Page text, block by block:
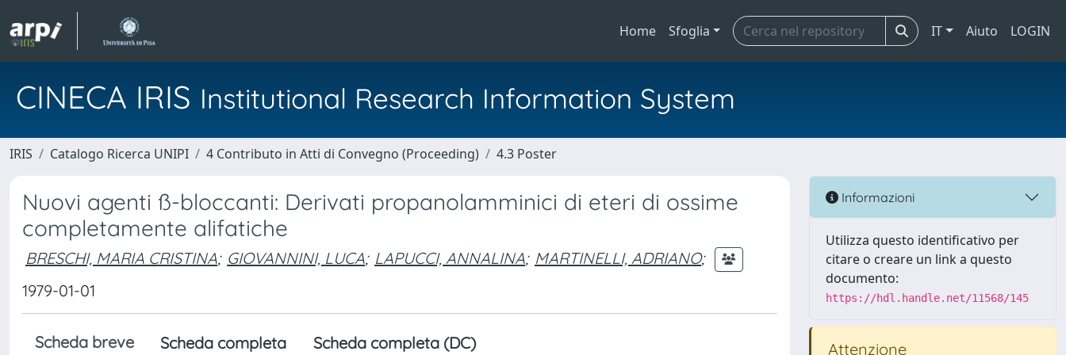
Home Sfoglia IT Aiuto LOGIN
CINECA IRIS Institutional Research Information System
IRIS Catalogo Ricerca UNIPI 4 Contributo in Atti di Convegno (Proceeding) 4.3 Poster
Nuovi agenti ß-bloccanti: Derivati propanolamminici di eteri di ossime
completamente alifatiche
BRESCHI, MARIA CRISTINA; GIOVANNINI, LUCA; LAPUCCI, ANNALINA; MARTINELLI, ADRIANO;
1979-01-01
Scheda breve Scheda completa Scheda completa (DC)
Informazioni
Utilizza questo identificativo per
citare o creare un link a questo
documento:
https://hdl.handle.net/11568/145
Attenzione